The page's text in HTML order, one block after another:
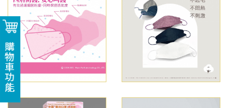
購物車功能